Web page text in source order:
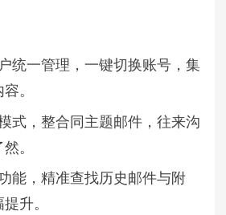
统一管理，一键切换账号，集
。
式，整合同主题邮件，往来沟
。
能，精准查找历史邮件与附
升。